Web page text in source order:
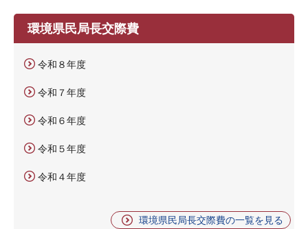
環境県民局長交際費
令和８年度
令和７年度
令和６年度
令和５年度
令和４年度
環境県民局長交際費の一覧を見る